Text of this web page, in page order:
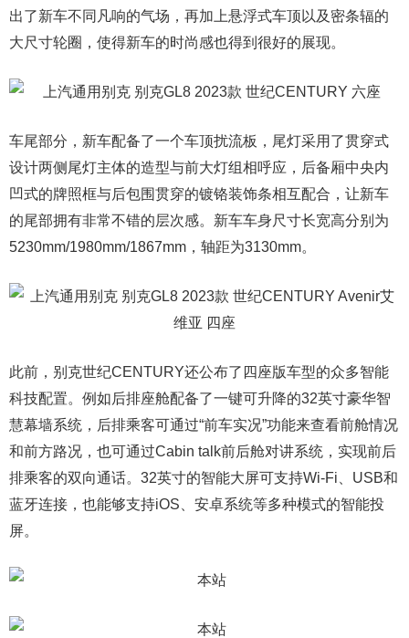
出了新车不同凡响的气场，再加上悬浮式车顶以及密条辐的
大尺寸轮圈，使得新车的时尚感也得到很好的展现。
车尾部分，新车配备了一个车顶扰流板，尾灯采用了贯穿式
设计两侧尾灯主体的造型与前大灯组相呼应，后备厢中央内
凹式的牌照框与后包围贯穿的镀铬装饰条相互配合，让新车
的尾部拥有非常不错的层次感。新车车身尺寸长宽高分别为
5230mm/1980mm/1867mm，轴距为3130mm。
此前，别克世纪CENTURY还公布了四座版车型的众多智能
科技配置。例如后排座舱配备了一键可升降的32英寸豪华智
慧幕墙系统，后排乘客可通过“前车实况”功能来查看前舱情况
和前方路况，也可通过Cabin talk前后舱对讲系统，实现前后
排乘客的双向通话。32英寸的智能大屏可支持Wi-Fi、USB和
蓝牙连接，也能够支持iOS、安卓系统等多种模式的智能投
屏。